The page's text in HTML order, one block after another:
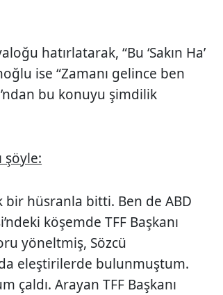
hatırlatarak, “Bu ‘Sakın Ha’
ise “Zamanı gelince ben
bu konuyu şimdilik
şöyle:
bir hüsranla bitti. Ben de ABD
köşemde TFF Başkanı
yöneltmiş, Sözcü
da eleştirilerde bulunmuştum.
çaldı. Arayan TFF Başkanı